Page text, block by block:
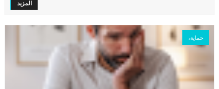
المزيد
حماية،